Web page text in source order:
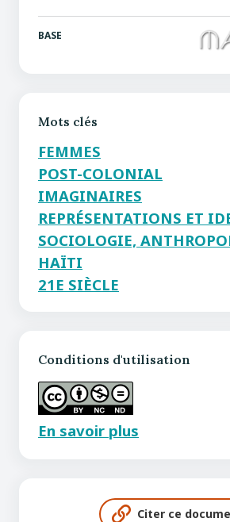
BASE
Mots clés
FEMMES
POST-COLONIAL
IMAGINAIRES
REPRÉSENTATIONS ET
SOCIOLOGIE,
HAÏTI
21E SIÈCLE
Conditions d'utilisation
En savoir plus
Citer ce